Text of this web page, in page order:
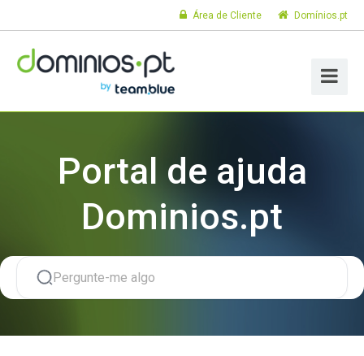
Domínios.pt
Área de Cliente
Portal de ajuda
Dominios.pt